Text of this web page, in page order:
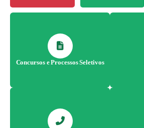
Concursos e Processos Seletivos